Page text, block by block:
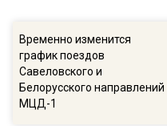
Временно изменится
график поездов
Савеловского и
Белорусского направлений
МЦД-1